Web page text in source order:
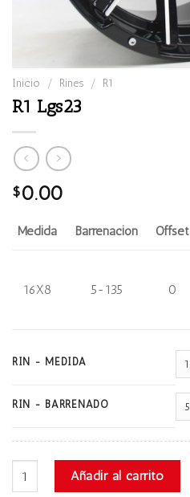
Inicio / Rines / R1
R1 Lgs23
$0.00
Medida Barrenación Offset
16X8 5-135 0
RIN - MEDIDA
RIN - BARRENADO
R1 Lgs23 cantidadAñadir al carrito